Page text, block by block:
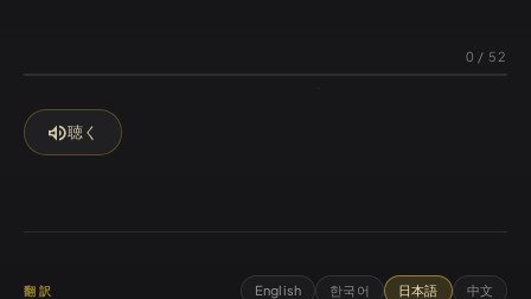
0 / 52
volume_up聴く
翻訳 English 한국어 日本語 中文